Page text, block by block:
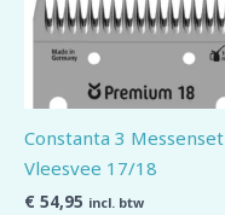
Constanta 3 Messenset
Vleesvee 17/18
€ 54,95 incl. btw